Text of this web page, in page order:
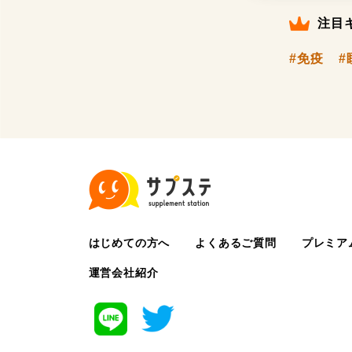
注目
#免疫 #
はじめての方へ よくあるご質問 プレミア
運営会社紹介